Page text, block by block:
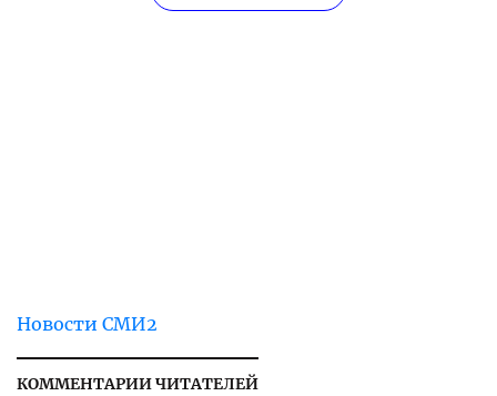
Новости СМИ2
КОММЕНТАРИИ ЧИТАТЕЛЕЙ